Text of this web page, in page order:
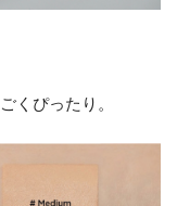
くぴったり。